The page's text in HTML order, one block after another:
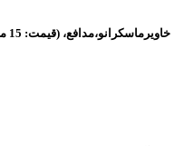
خاویرماسکرانو،مدافع، (قیمت: 15 میلیون یورو)